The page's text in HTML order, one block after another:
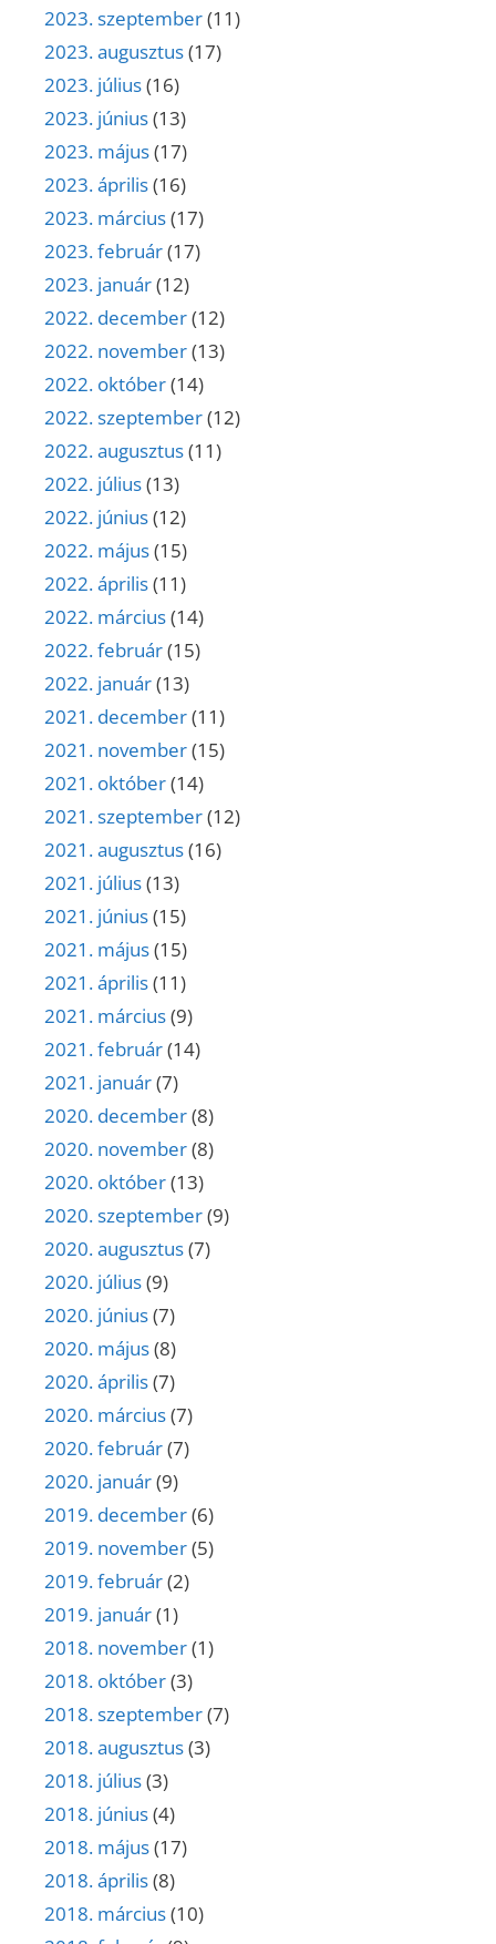
2023. szeptember(11)
2023. augusztus(17)
2023. július(16)
2023. június(13)
2023. május(17)
2023. április(16)
2023. március(17)
2023. február(17)
2023. január(12)
2022. december(12)
2022. november(13)
2022. október(14)
2022. szeptember(12)
2022. augusztus(11)
2022. július(13)
2022. június(12)
2022. május(15)
2022. április(11)
2022. március(14)
2022. február(15)
2022. január(13)
2021. december(11)
2021. november(15)
2021. október(14)
2021. szeptember(12)
2021. augusztus(16)
2021. július(13)
2021. június(15)
2021. május(15)
2021. április(11)
2021. március(9)
2021. február(14)
2021. január(7)
2020. december(8)
2020. november(8)
2020. október(13)
2020. szeptember(9)
2020. augusztus(7)
2020. július(9)
2020. június(7)
2020. május(8)
2020. április(7)
2020. március(7)
2020. február(7)
2020. január(9)
2019. december(6)
2019. november(5)
2019. február(2)
2019. január(1)
2018. november(1)
2018. október(3)
2018. szeptember(7)
2018. augusztus(3)
2018. július(3)
2018. június(4)
2018. május(17)
2018. április(8)
2018. március(10)